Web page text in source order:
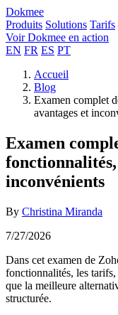
Dokmee
Produits Solutions Tarifs
Voir Dokmee en action
EN FR ES PT
Accueil
Blog
Examen complet
avantages et
Examen
inconvénients
By Christina Miranda
7/27/2026
Dans cet examen de
fonctionnalités, les
que la meilleure
structurée.